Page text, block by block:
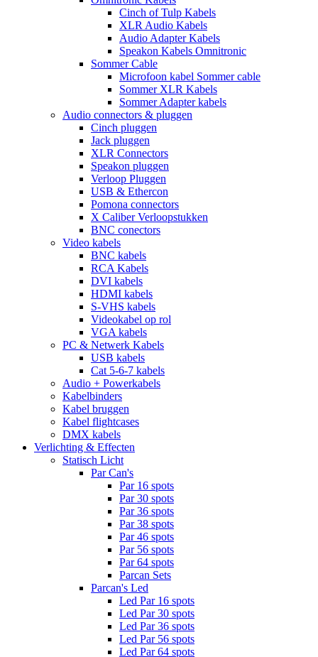
Cinch of Tulp Kabels
XLR Audio Kabels
Audio Adapter Kabels
Speakon Kabels Omnitronic
Sommer Cable
Microfoon kabel Sommer cable
Sommer XLR Kabels
Sommer Adapter kabels
Audio connectors & pluggen
Cinch pluggen
Jack pluggen
XLR Connectors
Speakon pluggen
Verloop Pluggen
USB & Ethercon
Pomona connectors
X Caliber Verloopstukken
BNC conectors
Video kabels
BNC kabels
RCA Kabels
DVI kabels
HDMI kabels
S-VHS kabels
Videokabel op rol
VGA kabels
PC & Netwerk Kabels
USB kabels
Cat 5-6-7 kabels
Audio + Powerkabels
Kabelbinders
Kabel bruggen
Kabel flightcases
DMX kabels
Verlichting & Effecten
Statisch Licht
Par Can's
Par 16 spots
Par 30 spots
Par 36 spots
Par 38 spots
Par 46 spots
Par 56 spots
Par 64 spots
Parcan Sets
Parcan's Led
Led Par 16 spots
Led Par 30 spots
Led Par 36 spots
Led Par 56 spots
Led Par 64 spots